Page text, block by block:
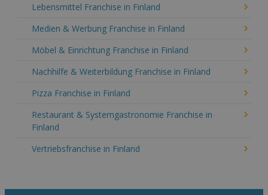
Lebensmittel Franchise in Finland
Medien & Werbung Franchise in Finland
Möbel & Einrichtung Franchise in Finland
Nachhilfe & Weiterbildung Franchise in Finland
Pizza Franchise in Finland
Restaurant & Systemgastronomie Franchise in
Finland
Vertriebsfranchise in Finland